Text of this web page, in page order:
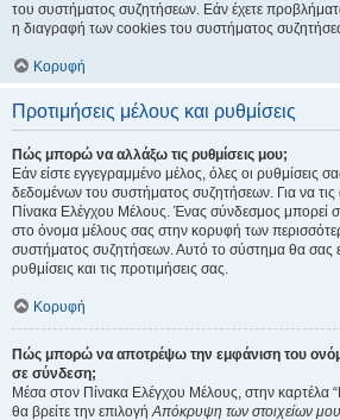
του συστήματος συζητήσεων. Εάν έχετε
η διαγραφή των cookies του συστήματος
Κορυφή
Προτιμήσεις μέλους και ρυθμίσεις
Πώς μπορώ να αλλάξω τις ρυθμίσεις μου;
Εάν είστε εγγεγραμμένο μέλος, όλες οι ρυθμίσεις
δεδομένων του συστήματος συζητήσεων. Για να τις
Πίνακα Ελέγχου Μέλους. Ένας σύνδεσμος μπορεί
στο όνομα μέλους σας στην κορυφή των
συστήματος συζητήσεων. Αυτό το σύστημα θα σας
ρυθμίσεις και τις προτιμήσεις σας.
Κορυφή
Πώς μπορώ να αποτρέψω την εμφάνιση του
σε σύνδεση;
Μέσα στον Πίνακα Ελέγχου Μέλους, στην καρτέλα
θα βρείτε την επιλογήΑπόκρυψη των στοιχείων μου